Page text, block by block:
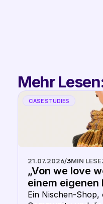
Mehr
CASE STUDIES
21.07.2026/3MIN
„Von we love
einem eigenen
dem
Ein Nischen-Shop,